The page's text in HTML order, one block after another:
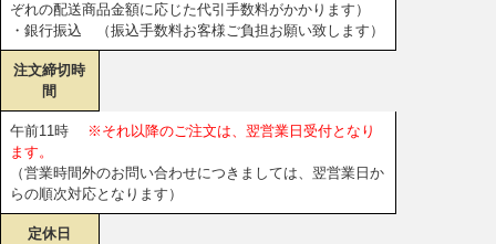
ぞれの配送商品金額に応じた代引手数料がかかります）
・銀行振込 （振込手数料お客様ご負担お願い致します）
注文締切時
間
午前11時
※それ以降のご注文は、翌営業日受付となり
ます。
（営業時間外のお問い合わせにつきましては、翌営業日か
らの順次対応となります）
定休日